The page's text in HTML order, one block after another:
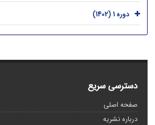
دوره 1 (1402)
دسترسی سریع
صفحه اصلی
درباره نشریه